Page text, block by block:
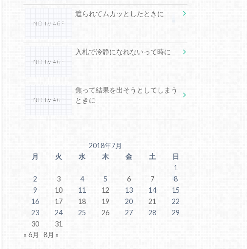
遮られてムカッとしたときに
入札で冷静になれないって時に
焦って結果を出そうとしてしまう
ときに
2018年7月
月
火 水 木 金 土
日
1
2
3 4 5 6 7
8
9
10 11 12 13 14
15
16
17 18 19 20 21
22
23
24 25 26 27 28
29
30
31
« 6月
8月 »